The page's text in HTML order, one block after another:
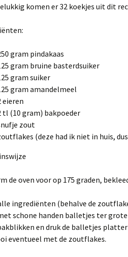
komen er 32 koekjes uit dit
gram pindakaas
gram bruine basterdsuiker
gram suiker
gram amandelmeel
eieren
tl (10 gram) bakpoeder
zout
(deze had ik niet in huis,
de oven voor op 175 graden,
ingrediënten (behalve de
schone handen balletjes ter
en druk de balletjes
eventueel met de zoutflakes.